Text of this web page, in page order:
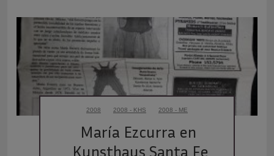
2008 2008 - KHS 2008 - ME
María Ezcurra en
Kunsthaus Santa Fe